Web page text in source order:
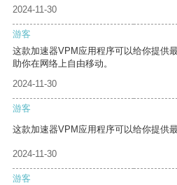
2024-11-30
游客
这款加速器VPM应用程序可以给你提供
助你在网络上自由移动。
2024-11-30
游客
这款加速器VPM应用程序可以给你提供
2024-11-30
游客